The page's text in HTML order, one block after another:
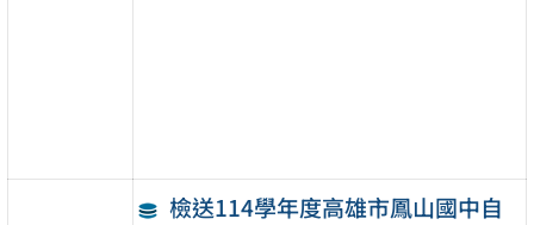
檢送114學年度高雄市鳳山國中自